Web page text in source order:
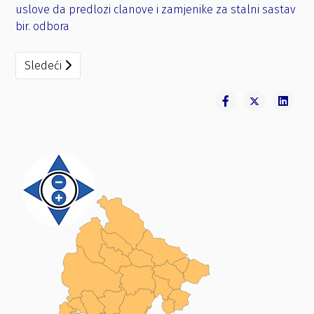
uslove da predlozi clanove i zamjenike za stalni sastav
bir. odbora
Sledeći članak: Rjesenje OIK Rozaje broj 13-20 za
Sledeći